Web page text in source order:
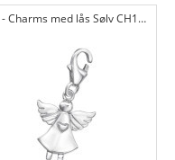
Fe - Charms med lås Sølv CH14517